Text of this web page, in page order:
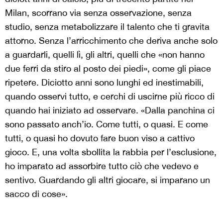
Milan, scorrano via senza osservazione, senza
studio, senza metabolizzare il talento che ti gravita
attorno. Senza l’arricchimento che deriva anche solo
a guardarli, quelli lì, gli altri, quelli che «non hanno
due ferri da stiro al posto dei piedi», come gli piace
ripetere. Diciotto anni sono lunghi ed inestimabili,
quando osservi tutto, e cerchi di uscirne più ricco di
quando hai iniziato ad osservare. «Dalla panchina ci
sono passato anch’io. Come tutti, o quasi. E come
tutti, o quasi ho dovuto fare buon viso a cattivo
gioco. E, una volta sbollita la rabbia per l’esclusione,
ho imparato ad assorbire tutto ciò che vedevo e
sentivo. Guardando gli altri giocare, si imparano un
sacco di cose».